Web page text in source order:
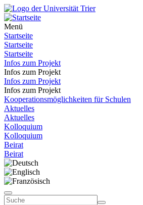
Menü
Startseite
Startseite
Startseite
Infos zum Projekt
Infos zum Projekt
Infos zum Projekt
Infos zum Projekt
Kooperationsmöglichkeiten für Schulen
Aktuelles
Aktuelles
Kolloquium
Kolloquium
Beirat
Beirat